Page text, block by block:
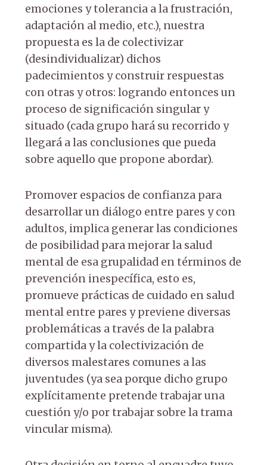
emociones y tolerancia a la frustración,
adaptación al medio, etc.), nuestra
propuesta es la de colectivizar
(desindividualizar) dichos
padecimientos y construir respuestas
con otras y otros: logrando entonces un
proceso de significación singular y
situado (cada grupo hará su recorrido y
llegará a las conclusiones que pueda
sobre aquello que propone abordar).
Promover espacios de confianza para
desarrollar un diálogo entre pares y con
adultos, implica generar las condiciones
de posibilidad para mejorar la salud
mental de esa grupalidad en términos de
prevención inespecífica, esto es,
promueve prácticas de cuidado en salud
mental entre pares y previene diversas
problemáticas a través de la palabra
compartida y la colectivización de
diversos malestares comunes a las
juventudes (ya sea porque dicho grupo
explícitamente pretende trabajar una
cuestión y/o por trabajar sobre la trama
vincular misma).